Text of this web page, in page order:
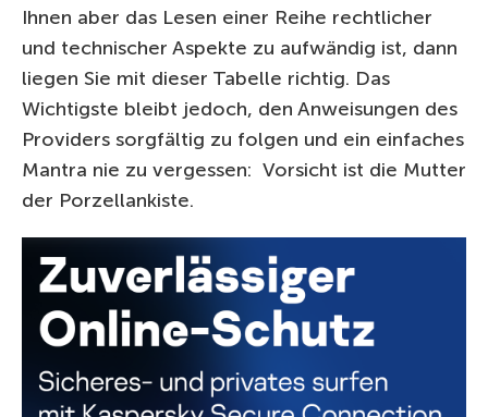
Ihnen aber das Lesen einer Reihe rechtlicher
und technischer Aspekte zu aufwändig ist, dann
liegen Sie mit dieser Tabelle richtig. Das
Wichtigste bleibt jedoch, den Anweisungen des
Providers sorgfältig zu folgen und ein einfaches
Mantra nie zu vergessen: Vorsicht ist die Mutter
der Porzellankiste.